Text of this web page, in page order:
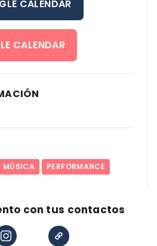
CALENDAR
CALENDAR
MÚSICA PERFORMANCE
con tus contactos